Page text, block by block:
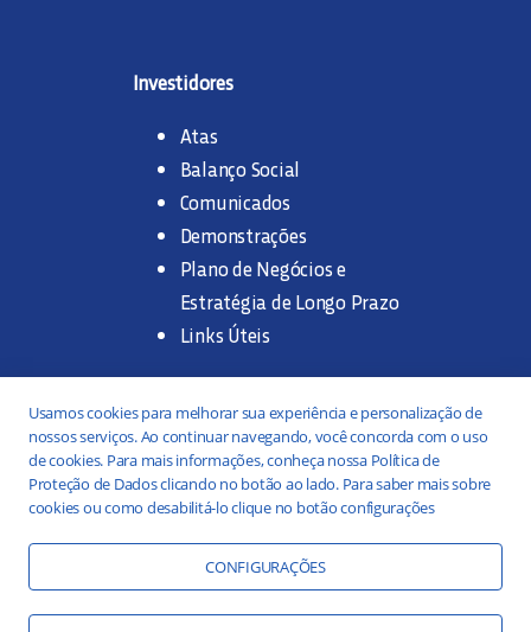
Investidores
Atas
Balanço Social
Comunicados
Demonstrações
Plano de Negócios e
Estratégia de Longo Prazo
Links Úteis
Trabalhe na SANASA
Concurso Público
Estágio
Portal da Transparência
Práticas ESG
Usamos cookies para melhorar sua experiência e personalização de
nossos serviços. Ao continuar navegando, você concorda com o uso
de cookies. Para mais informações, conheça nossa Política de
Proteção de Dados clicando no botão ao lado. Para saber mais sobre
cookies ou como desabilitá-lo clique no botão configurações
CONFIGURAÇÕES